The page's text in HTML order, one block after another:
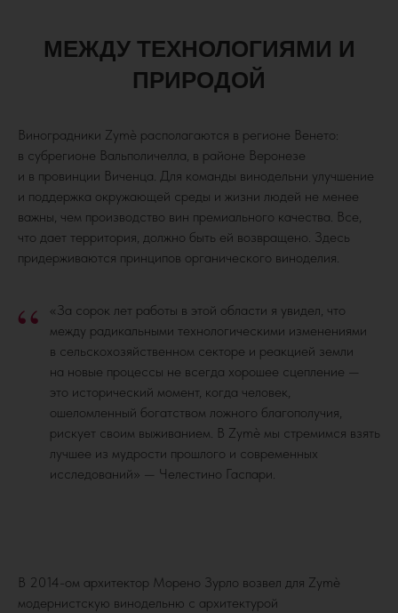
МЕЖДУ ТЕХНОЛОГИЯМИ И
ПРИРОДОЙ
Виноградники Zymè располагаются в регионе Венето:
в субрегионе Вальполичелла, в районе Веронезе
и в провинции Виченца. Для команды винодельни улучшение
и поддержка окружающей среды и жизни людей не менее
важны, чем производство вин премиального качества. Все,
что дает территория, должно быть ей возвращено. Здесь
придерживаются принципов органического виноделия.
“
«За сорок лет работы в этой области я увидел, что
между радикальными технологическими изменениями
в сельскохозяйственном секторе и реакцией земли
на новые процессы не всегда хорошее сцепление —
это исторический момент, когда человек,
ошеломленный богатством ложного благополучия,
рискует своим выживанием. В Zymè мы стремимся взять
лучшее из мудрости прошлого и современных
исследований» — Челестино Гаспари.
В 2014-ом архитектор Морено Зурло возвел для Zymè
модернистскую винодельню с архитектурой